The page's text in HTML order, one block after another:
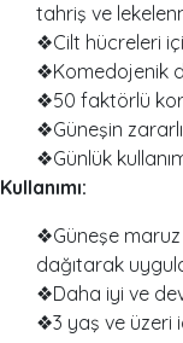
tahriş ve
❖Cilt hücreleri
❖Komedojenik
❖50 faktörlü
❖Güneşin
❖Günlük
Kullanımı:
❖Güneşe
dağıtarak
❖Daha iyi ve
❖3 yaş ve üzeri